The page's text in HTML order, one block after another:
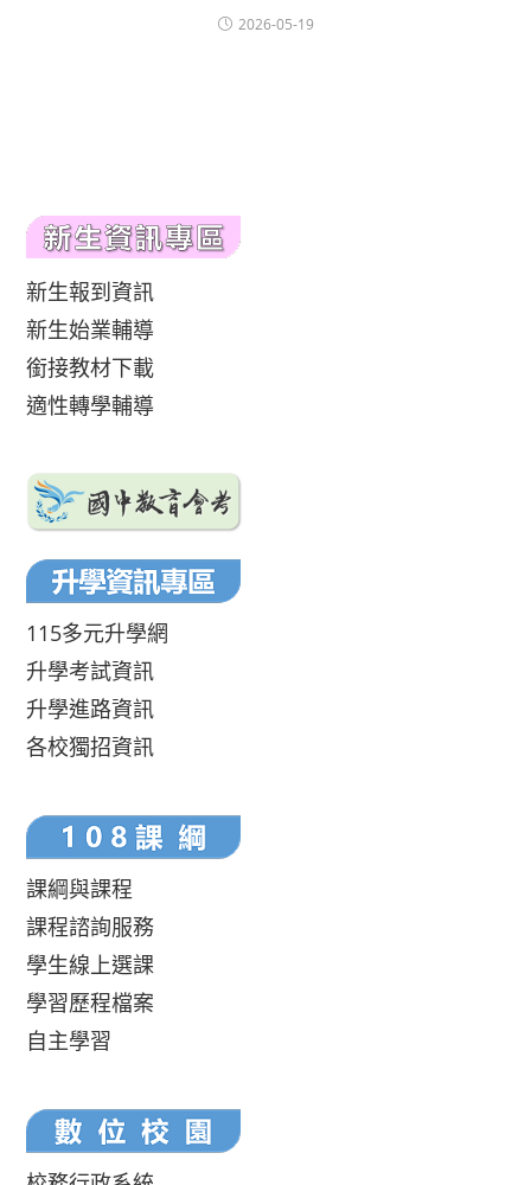
2026-05-19
新生報到資訊
新生始業輔導
銜接教材下載
適性轉學輔導
115多元升學網
升學考試資訊
升學進路資訊
各校獨招資訊
課綱與課程
課程諮詢服務
學生線上選課
學習歷程檔案
自主學習